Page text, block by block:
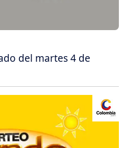
del martes 4 de